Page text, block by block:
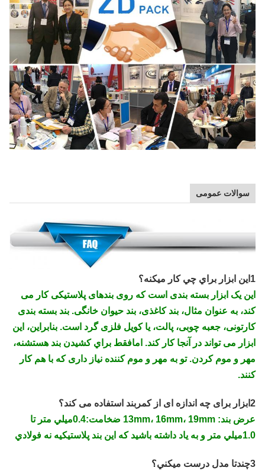
سوالات عمومی
1اين ابزار براي چي کار ميکنه؟
این یک ابزار بسته بندی است که روی بندهای پلاستیکی کار می
کند، به عنوان مثال، بند کاغذی، بند حیوان خانگی. بند بسته بندی
کارتونی، جعبه چوبی، پالت، یا کویل فلزی گرد است. بنابراین، این
ابزار می تواند در آنجا کار کند. امافقط براي کشيدن بند هستشنه،
مهر و موم کردن. تو به مهر و موم کننده نیاز داری که با هم کار
کنند.
2ابزار برای چه اندازه ای از کمربند استفاده می کند؟
عرض بند: 13mm، 16mm، 19mm ضخامت:0.4ميلي متر تا
1.0ميلي متر و به ياد داشته باشيد که اين بند پلاستیکيه نه فولادي
3چندتا مدل درست ميکني؟